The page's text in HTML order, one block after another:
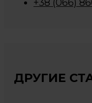
+38 (066)
ДРУГИЕ